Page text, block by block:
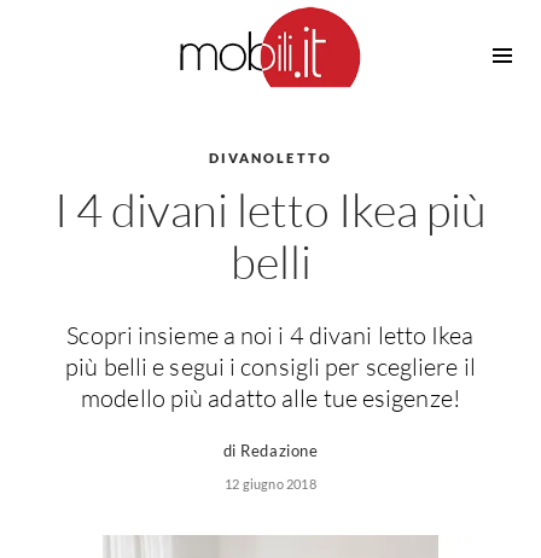
Cucine Moderne
Consigli Cucine
Attrezzature Interne
Irrigazione
Casette in Legno
Pergole
Giardinaggio
Piante
Lampadari
DIVANOLETTO
I 4 divani letto Ikea più
belli
Scopri insieme a noi i 4 divani letto Ikea
più belli e segui i consigli per scegliere il
modello più adatto alle tue esigenze!
di Redazione
12 giugno 2018